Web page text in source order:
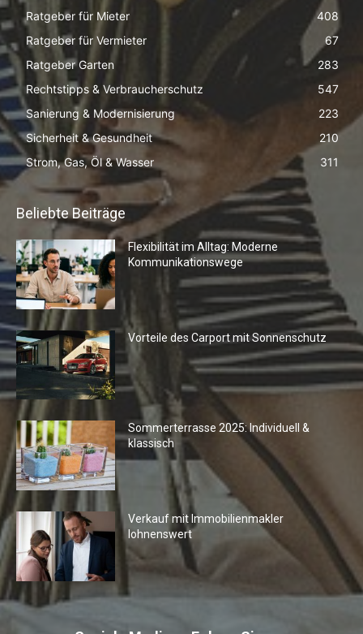
Ratgeber für Mieter
408
Ratgeber für Vermieter
67
Ratgeber Garten
283
Rechtstipps & Verbraucherschutz
547
Sanierung & Modernisierung
223
Sicherheit & Gesundheit
210
Strom, Gas, Öl & Wasser
311
Beliebte Beiträge
Flexibilität im Alltag: Moderne
Kommunikationswege
Vorteile des Carport mit Sonnenschutz
Sommerterrasse 2025: Individuell &
klassisch
Verkauf mit Immobilienmakler
lohnenswert